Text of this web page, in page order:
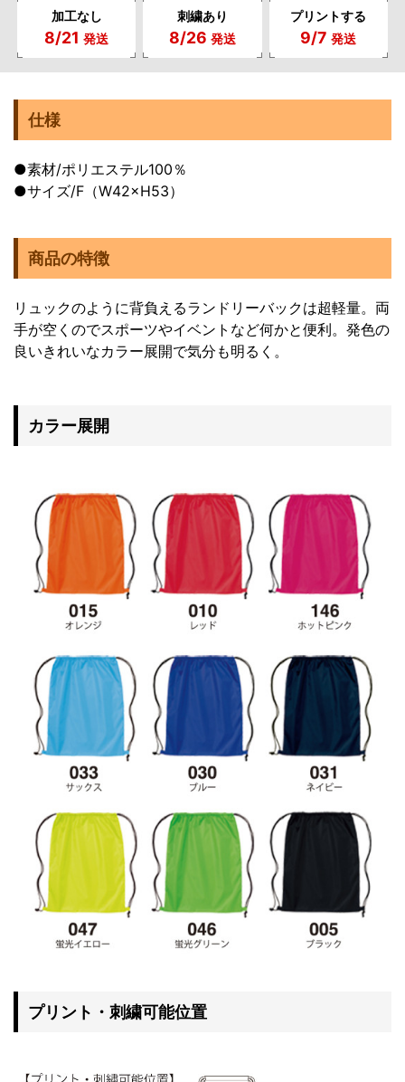
加工なし
8/21 発送
刺繍あり
8/26 発送
プリントする
9/7 発送
仕様
●素材/ポリエステル100％
●サイズ/F（W42×H53）
商品の特徴
リュックのように背負えるランドリーバックは超軽量。両
手が空くのでスポーツやイベントなど何かと便利。発色の
良いきれいなカラー展開で気分も明るく。
カラー展開
プリント・刺繍可能位置